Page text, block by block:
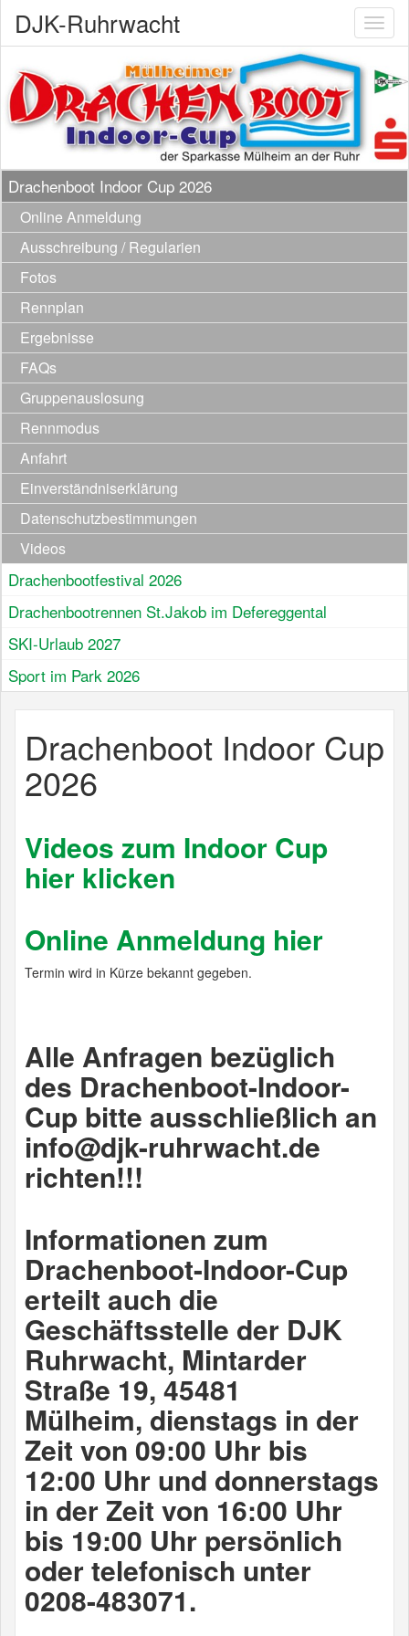
DJK-Ruhrwacht
Drachenboot Indoor Cup 2026
Online Anmeldung
Ausschreibung / Regularien
Fotos
Rennplan
Ergebnisse
FAQs
Gruppenauslosung
Rennmodus
Anfahrt
Einverständniserklärung
Datenschutzbestimmungen
Videos
Drachenbootfestival 2026
Drachenbootrennen St.Jakob im Defereggental
SKI-Urlaub 2027
Sport im Park 2026
Drachenboot Indoor Cup
2026
Videos zum Indoor Cup
hier klicken
Online Anmeldung hier
Termin wird in Kürze bekannt gegeben.
Alle Anfragen bezüglich
des Drachenboot-Indoor-
Cup bitte ausschließlich an
info@djk-ruhrwacht.de
richten!!!
Informationen zum
Drachenboot-Indoor-Cup
erteilt auch die
Geschäftsstelle der DJK
Ruhrwacht, Mintarder
Straße 19, 45481
Mülheim, dienstags in der
Zeit von 09:00 Uhr bis
12:00 Uhr und donnerstags
in der Zeit von 16:00 Uhr
bis 19:00 Uhr persönlich
oder telefonisch unter
0208-483071.